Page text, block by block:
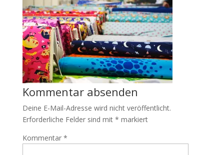
Kommentar absenden
Deine E-Mail-Adresse wird nicht veröffentlicht.
Erforderliche Felder sind mit * markiert
Kommentar *